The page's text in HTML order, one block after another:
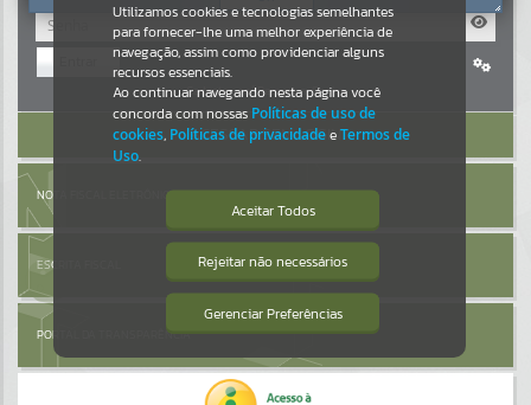
Por favor, aguarde...
NOTÍCIAS
Por favor, aguarde...
Por favor, aguarde...
Por favor, aguarde...
Cadastre-se|Recuperar Senha
ACESSAR SEM LOGIN
NOTA FISCAL ELETRÔNICA
ESCRITA FISCAL
PORTAL DA TRANSPARÊNCIA
Utilizamos cookies e tecnologias semelhantes
para fornecer-lhe uma melhor experiência de
navegação, assim como providenciar alguns
recursos essenciais.
Ao continuar navegando nesta página você
concorda com nossas Políticas de uso de
cookies, Políticas de privacidadeeTermos de
Uso.
Aceitar Todos
Rejeitar não necessários
Gerenciar Preferências
Isto significa que diversos recursos